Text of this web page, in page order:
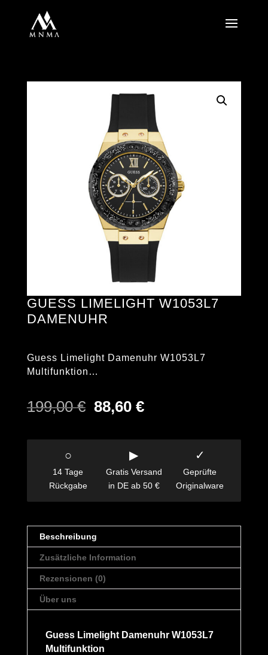
GUESS LIMELIGHT W1053L7
DAMENUHR
Guess Limelight Damenuhr W1053L7
Multifunktion…
199,00€ Ursprünglicher
Preis
199,00 €
88,60 €Aktueller
○
14 Tage
Rückgabe
▶
Gratis Versand
in DE ab 50 €
✓
Geprüfte
Originalware
Beschreibung
Zusätzliche Information
Rezensionen (0)
Über uns
Guess Limelight Damenuhr W1053L7
Multifunktion